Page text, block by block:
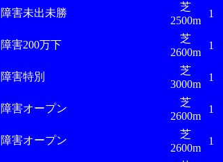
障害未出未勝
芝
2500m
1
障害200万下
芝
2600m
1
障害特別
芝
3000m
1
障害オープン
芝
2600m
1
障害オープン
芝
2600m
1